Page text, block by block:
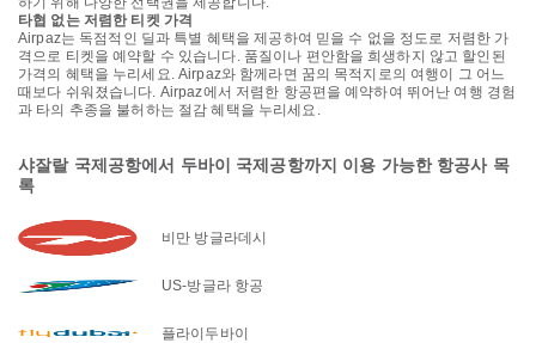
타협 없는 저렴한 티켓 가격
Airpaz는 독점적인 딜과 특별 혜택을 제공하여 믿을 수 없을 정도로 저렴한 가
격으로 티켓을 예약할 수 있습니다. 품질이나 편안함을 희생하지 않고 할인된
가격의 혜택을 누리세요. Airpaz와 함께라면 꿈의 목적지로의 여행이 그 어느
때보다 쉬워졌습니다. Airpaz에서 저렴한 항공편을 예약하여 뛰어난 여행 경험
과 타의 추종을 불허하는 절감 혜택을 누리세요.
샤잘랄 국제공항에서 두바이 국제공항까지 이용 가능한 항공사 목
록
비만 방글라데시
US-방글라 항공
플라이두바이